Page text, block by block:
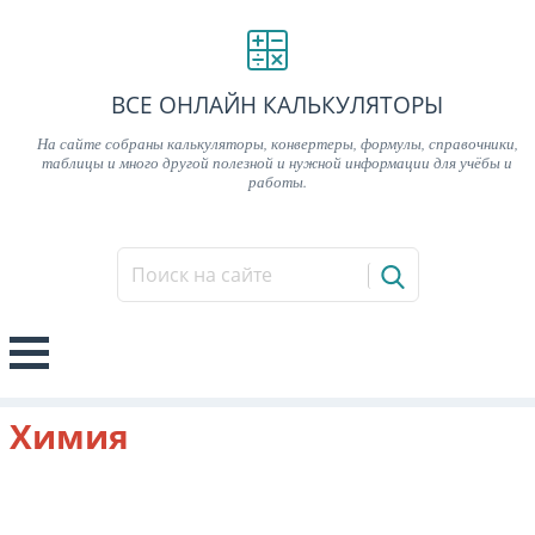
ВСЕ ОНЛАЙН КАЛЬКУЛЯТОРЫ
На сайте собраны калькуляторы, конвертеры, формулы, справочники,
таблицы и много другой полезной и нужной информации для учёбы и
работы.
Химия